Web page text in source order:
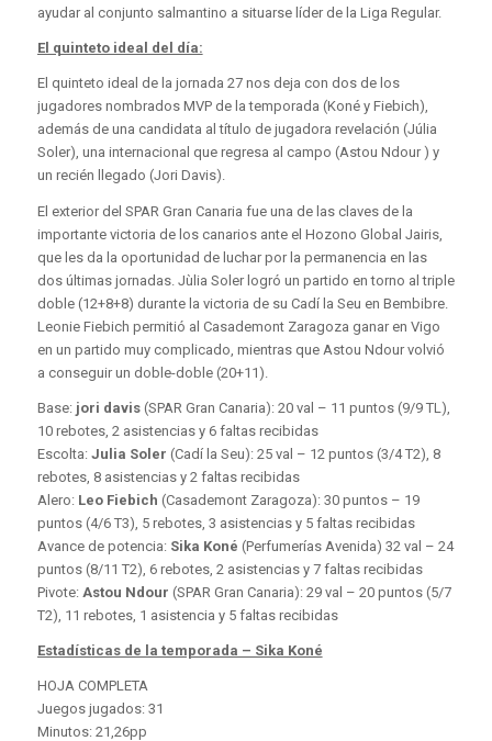
ayudar al conjunto salmantino a situarse líder de la Liga Regular.
El quinteto ideal del día:
El quinteto ideal de la jornada 27 nos deja con dos de los
jugadores nombrados MVP de la temporada (Koné y Fiebich),
además de una candidata al título de jugadora revelación (Júlia
Soler), una internacional que regresa al campo (Astou Ndour ) y
un recién llegado (Jori Davis).
El exterior del SPAR Gran Canaria fue una de las claves de la
importante victoria de los canarios ante el Hozono Global Jairis,
que les da la oportunidad de luchar por la permanencia en las
dos últimas jornadas. Jùlia Soler logró un partido en torno al triple
doble (12+8+8) durante la victoria de su Cadí la Seu en Bembibre.
Leonie Fiebich permitió al Casademont Zaragoza ganar en Vigo
en un partido muy complicado, mientras que Astou Ndour volvió
a conseguir un doble-doble (20+11).
Base: jori davis(SPAR Gran Canaria): 20 val – 11 puntos (9/9 TL),
10 rebotes, 2 asistencias y 6 faltas recibidas
Escolta: Julia Soler (Cadí la Seu): 25 val – 12 puntos (3/4 T2), 8
rebotes, 8 asistencias y 2 faltas recibidas
Alero: Leo Fiebich (Casademont Zaragoza): 30 puntos – 19
puntos (4/6 T3), 5 rebotes, 3 asistencias y 5 faltas recibidas
Avance de potencia: Sika Koné (Perfumerías Avenida) 32 val – 24
puntos (8/11 T2), 6 rebotes, 2 asistencias y 7 faltas recibidas
Pivote: Astou Ndour (SPAR Gran Canaria): 29 val – 20 puntos (5/7
T2), 11 rebotes, 1 asistencia y 5 faltas recibidas
Estadísticas de la temporada – Sika Koné
HOJA COMPLETA
Juegos jugados: 31
Minutos: 21,26pp